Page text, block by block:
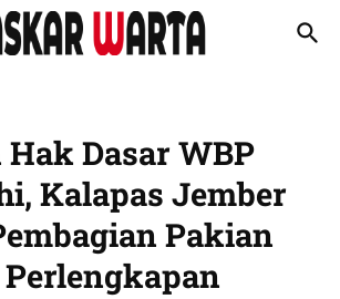
Dasar WBP
Kalapas Jember
Pakian